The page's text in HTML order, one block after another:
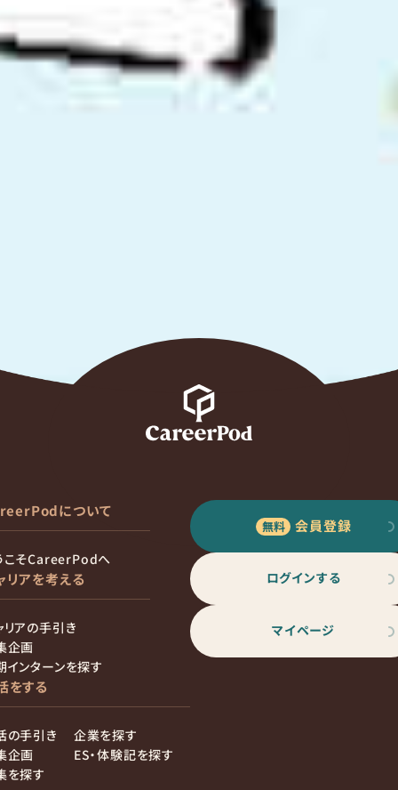
について
こそCareerPodへ
リアを考える
リアの手引き
企画
インターンを探す
をする
の手引き
企画
を探す
企業を探す
ES・体験記を探す
会員登録
ログインする
マイページ